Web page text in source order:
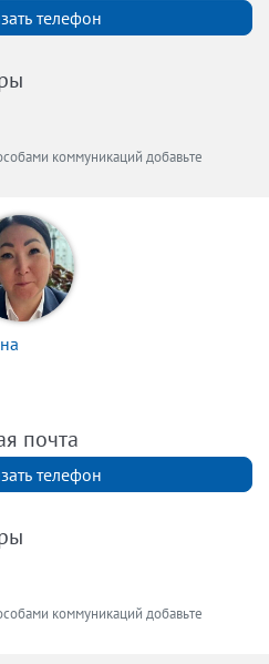
телефон
коммуникаций добавьте
почта
телефон
коммуникаций добавьте